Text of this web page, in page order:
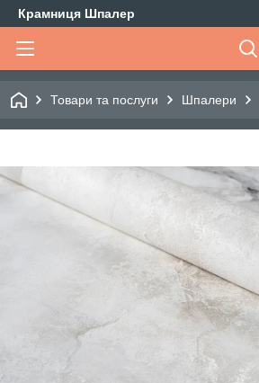
Крамниця Шпалер
Товари та послуги Шпалери